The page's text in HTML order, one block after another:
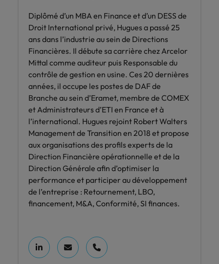
Diplômé d’un MBA en Finance et d’un DESS de
Droit International privé, Hugues a passé 25
ans dans l’industrie au sein de Directions
Financières. Il débute sa carrière chez Arcelor
Mittal comme auditeur puis Responsable du
contrôle de gestion en usine. Ces 20 dernières
années, il occupe les postes de DAF de
Branche au sein d’Eramet, membre de COMEX
et Administrateurs d’ETI en France et à
l’international. Hugues rejoint Robert Walters
Management de Transition en 2018 et propose
aux organisations des profils experts de la
Direction Financière opérationnelle et de la
Direction Générale afin d’optimiser la
performance et participer au développement
de l’entreprise : Retournement, LBO,
financement, M&A, Conformité, SI finances.